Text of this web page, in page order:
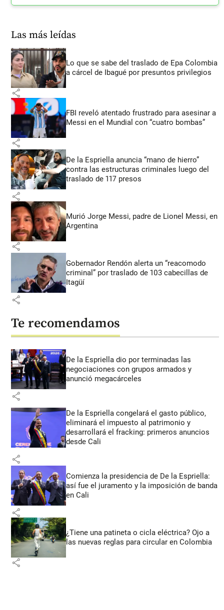
Las más leídas
Lo que se sabe del traslado de Epa Colombia
a cárcel de Ibagué por presuntos privilegios
share
FBI reveló atentado frustrado para asesinar a
Messi en el Mundial con “cuatro bombas”
share
De la Espriella anuncia “mano de hierro”
contra las estructuras criminales luego del
traslado de 117 presos
share
Murió Jorge Messi, padre de Lionel Messi, en
Argentina
share
Gobernador Rendón alerta un “reacomodo
criminal” por traslado de 103 cabecillas de
Itagüí
share
Te recomendamos
De la Espriella dio por terminadas las
negociaciones con grupos armados y
anunció megacárceles
share
De la Espriella congelará el gasto público,
eliminará el impuesto al patrimonio y
desarrollará el fracking: primeros anuncios
desde Cali
share
Comienza la presidencia de De la Espriella:
así fue el juramento y la imposición de banda
en Cali
share
¿Tiene una patineta o cicla eléctrica? Ojo a
las nuevas reglas para circular en Colombia
share